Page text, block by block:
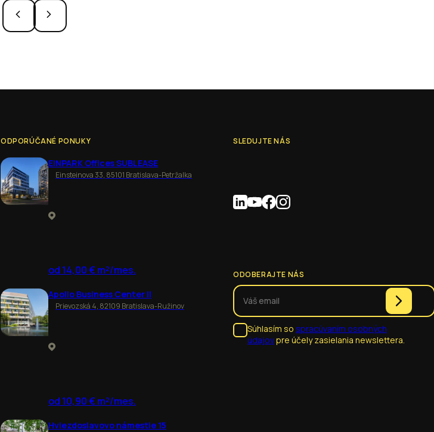
ODPORÚČANÉ PONUKY
EINPARK Offices SUBLEASE
Einsteinova 33, 85101 Bratislava-Petržalka
od 14,00 € m²/mes.
Apollo Business Center II
Prievozská 4, 82109 Bratislava-Ružinov
od 10,90 € m²/mes.
Hviezdoslavovo námestie 15
SLEDUJTE NÁS
ODOBERAJTE NÁS
Súhlasím so spracúvaním osobných
údajovpre účely zasielania newslettera.